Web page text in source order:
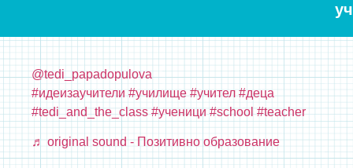
@tedi_papadopulova
#идеизаучители #училище #учител #деца
#tedi_and_the_class #ученици #school #teacher
♬ original sound - Позитивно образование